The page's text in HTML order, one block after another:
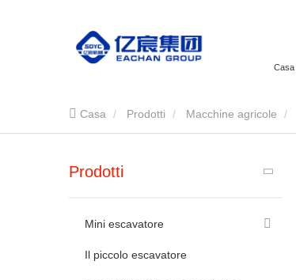
Casa
Casa Prodotti Macchine agricole
Prodotti
Mini escavatore
Il piccolo escavatore